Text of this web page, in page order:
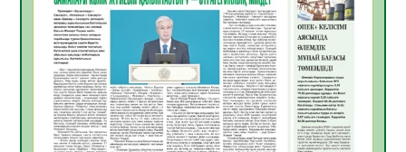
Көкжөтел ауруы туралы
06.08.2026
48
АПВ вакцинасы туралы мәлімет
06.08.2026
47
Open Air: Қызылорда облысы полиция